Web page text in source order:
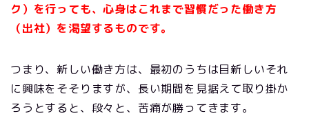
ク） を行っても、心身はこれまで習慣だった働き方
（出社）を渇望するものです。
つまり、新しい働き方は、最初のうちは目新しいそれ
に興味をそそりますが、長い期間を見据えて取り掛か
ろうとすると、段々と、苦痛が勝ってきます。